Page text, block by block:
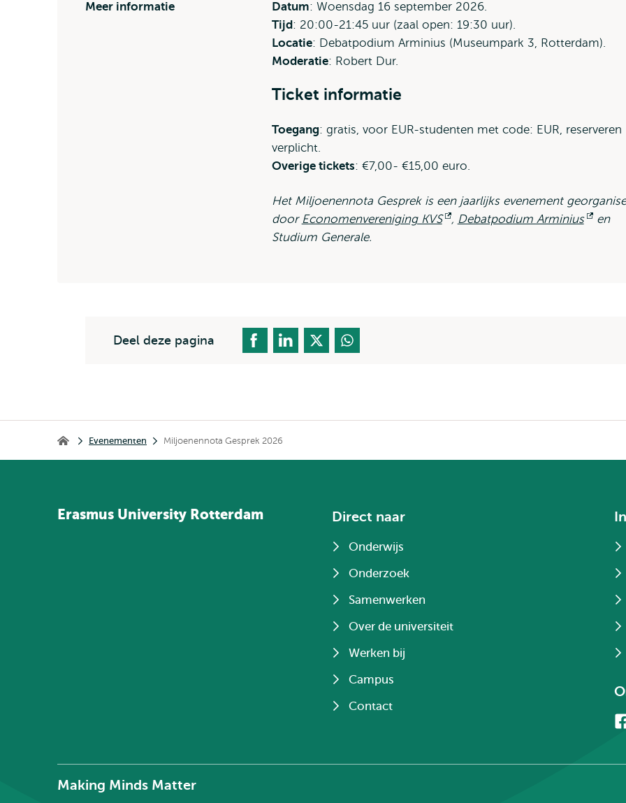
Meer informatie Datum: Woensdag 16 september 2026.
Tijd: 20:00-21:45 uur (zaal open: 19:30 uur).
Locatie: Debatpodium Arminius (Museumpark 3, Rotterdam).
Moderatie: Robert Dur.
Ticket informatie
Toegang: gratis, voor EUR-studenten met code: EUR, reserveren
verplicht.
Overige tickets: €7,00- €15,00 euro.
Het Miljoenennota Gesprek is een jaarlijks evenement
door Economenvereniging KVS
Opent
, Debatpodium Arminius
Opent
en
Studium Generale.
Deel deze pagina
Home Evenementen Miljoenennota Gesprek 2026
Erasmus University Rotterdam Direct naar
Onderwijs
Onderzoek
Samenwerken
Over de universiteit
Werken bij
Campus
Contact
Making Minds Matter